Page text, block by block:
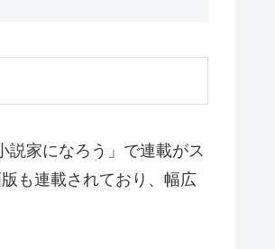
説家になろう」で連載がス
も連載されており、幅広